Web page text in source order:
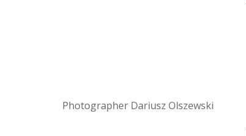
Photographer Dariusz Olszewski